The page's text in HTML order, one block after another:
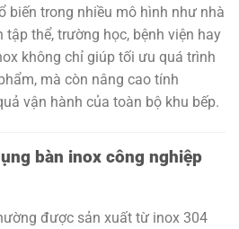
biến trong nhiều mô hình như nhà
tập thể, trường học, bệnh viện hay
không chỉ giúp tối ưu quá trình
mà còn nâng cao tính
vận hành của toàn bộ khu bếp.
bàn inox công nghiệp
được sản xuất từ inox 304